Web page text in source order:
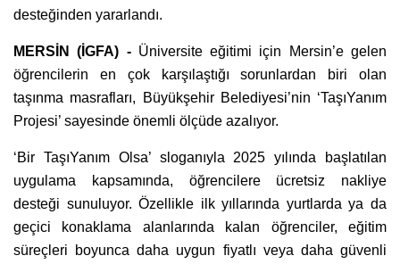
desteğinden yararlandı.
MERSİN (İGFA) - Üniversite eğitimi için Mersin’e gelen
öğrencilerin en çok karşılaştığı sorunlardan biri olan
taşınma masrafları, Büyükşehir Belediyesi’nin ‘TaşıYanım
Projesi’ sayesinde önemli ölçüde azalıyor.
‘Bir TaşıYanım Olsa’ sloganıyla 2025 yılında başlatılan
uygulama kapsamında, öğrencilere ücretsiz nakliye
desteği sunuluyor. Özellikle ilk yıllarında yurtlarda ya da
geçici konaklama alanlarında kalan öğrenciler, eğitim
süreçleri boyunca daha uygun fiyatlı veya daha güvenli